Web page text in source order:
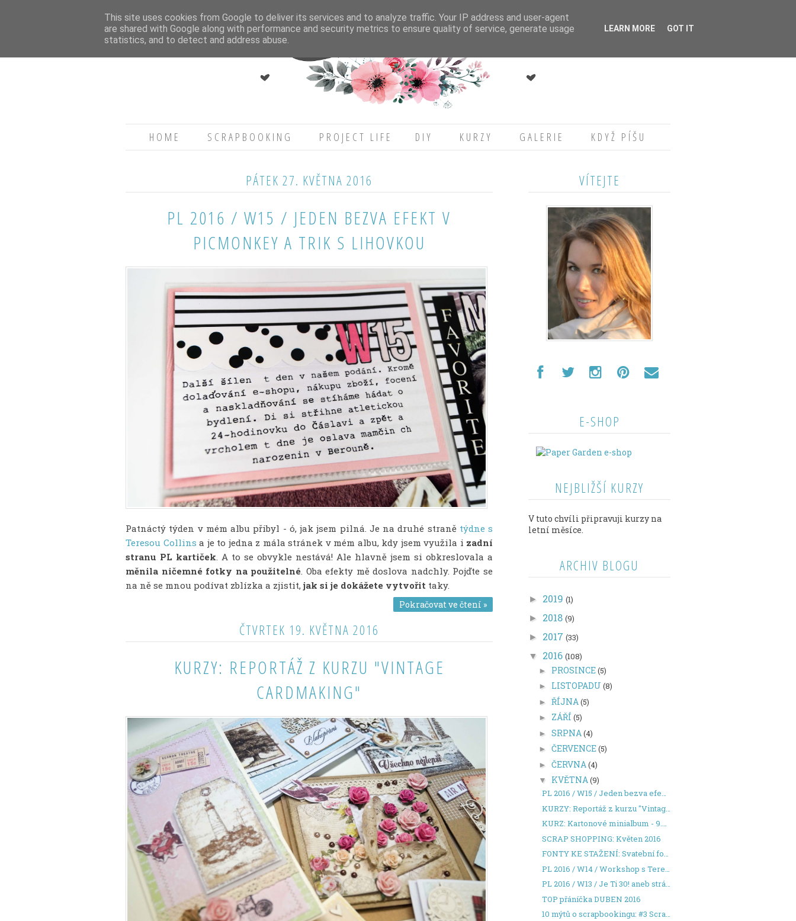
HOME SCRAPBOOKING PROJECT LIFE DIY KURZY GALERIE KDYŽ PÍŠU
PÁTEK 27. KVĚTNA 2016
PL 2016 / W15 / JEDEN BEZVA EFEKT V
PICMONKEY A TRIK S LIHOVKOU
Patnáctý týden v mém albu přibyl - ó, jak jsem pilná. Je na druhé straně týdne s
Teresou Collins a je to jedna z mála stránek v mém albu, kdy jsem využila i zadní
stranu PL kartiček . A to se obvykle nestává! Ale hlavně jsem si obkreslovala a
měnila ničemné fotky na použitelné . Oba efekty mě doslova nadchly. Pojďte se
na ně se mnou podívat zblízka a zjistit, jak si je dokážete vytvořit taky.
Pokračovat ve čtení »
ČTVRTEK 19. KVĚTNA 2016
KURZY: REPORTÁŽ Z KURZU "VINTAGE
CARDMAKING"
VÍTEJTE
E-SHOP
NEJBLIŽŠÍ KURZY
V tuto chvíli připravuji kurzy na
letní měsíce.
ARCHIV BLOGU
► 2019 (1)
► 2018 (9)
► 2017 (33)
▼ 2016 (108)
► PROSINCE(5)
► LISTOPADU (8)
► ŘÍJNA (5)
► ZÁŘÍ (5)
► SRPNA (4)
► ČERVENCE(5)
► ČERVNA (4)
▼ KVĚTNA(9)
PL 2016 / W15 / Jeden bezva efekt v PicMonkey a tr...
KURZY: Reportáž z kurzu "Vintage cardmaking"
KURZ: Kartonové minialbum - 9.6.2016 - Praha 5
SCRAP SHOPPING: Květen 2016
FONTY KE STAŽENÍ: Svatební fonty
PL 2016 / W13 / Je Ti 30! aneb stránka ryze pro muže
TOP přáníčka DUBEN 2016
10 mýtů o scrapbookingu: #3 Scrapbooking je časově...
This site uses cookies from Google to deliver its services and to analyze traffic. Your IP address and user-agent
are shared with Google along with performance and security metrics to ensure quality of service, generate usage
statistics, and to detect and address abuse.
LEARN MORE GOT IT